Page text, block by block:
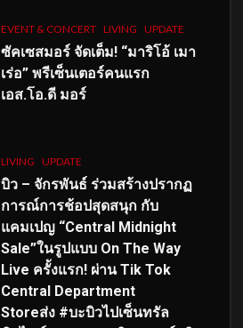
EVENT & CONCERT LIVING UPDATE
ซัคเซสมอร์ จัดเต็ม! “มาริโอ้ เมา
เร่อ” พรีเซ็นเตอร์คนแรก
เอส.โอ.ดี มอร์
LIVING UPDATE
บิว – จักรพันธ์ ร่วมสร้างปรากฏ
การณ์การช้อปสุดสนุก กับ
แคมเปญ “Central Midnight
Sale”ในรูปแบบ On The Way
Live ครั้งแรก! ผ่าน Tik Tok
Central Department
Storeส่ง #บะบิวไปเซ็นทรัล